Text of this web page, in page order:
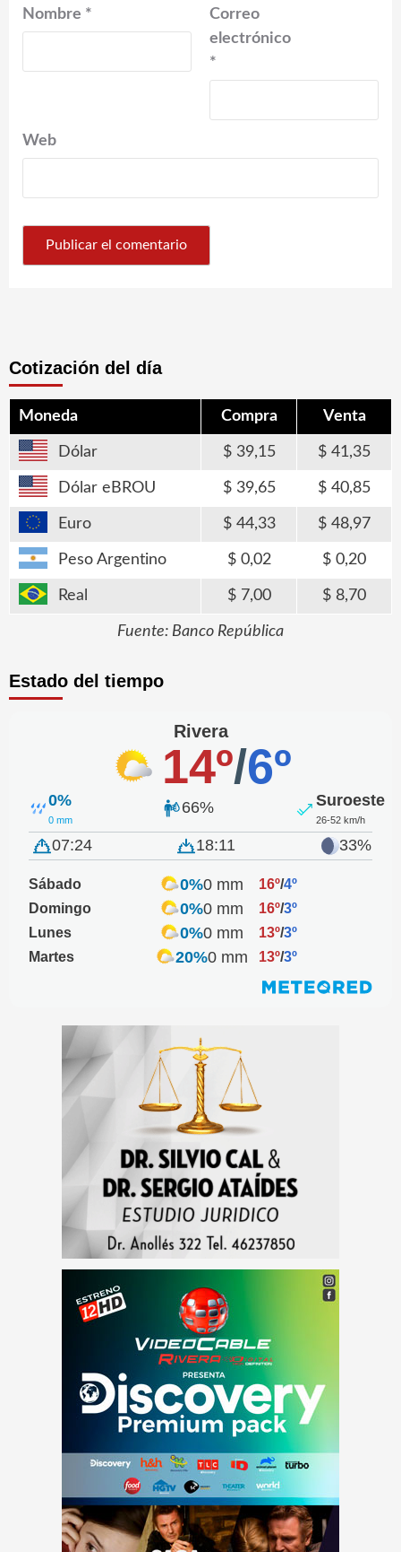
Nombre *
Correo
electrónico
*
Web
Cotización del día
Moneda Compra Venta
Dólar 39,15 41,35
Dólar eBROU 39,65 40,85
Euro 44,33 48,97
Peso Argentino 0,02 0,20
Real 7,00 8,70
Fuente: Banco República
Estado del tiempo
Rivera
14º/6º
0%
0 mm
66% Suroeste
26-52 km/h
07:24 18:11 33%
Sábado 0%0 mm 16º/4º
Domingo
0%0 mm 16º/3º
Lunes
0%0 mm 13º/3º
Martes
20%0 mm 13º/3º